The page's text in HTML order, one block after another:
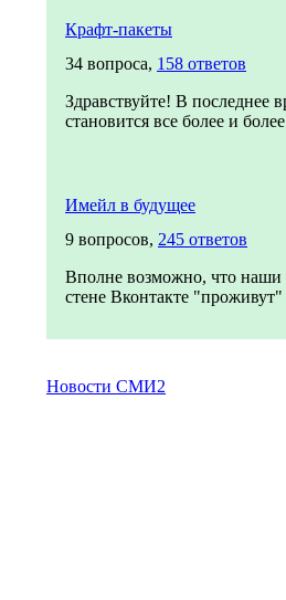
Крафт-пакеты
34 вопроса, 158 ответов
Здравствуйте! В последнее
становится все более и
Имейл в будущее
9 вопросов, 245 ответов
Вполне возможно, что
стене Вконтакте "проживут"
Новости СМИ2